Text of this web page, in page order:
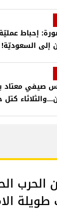
إحباط
إلى السعوديّة!
صيفي معتاد